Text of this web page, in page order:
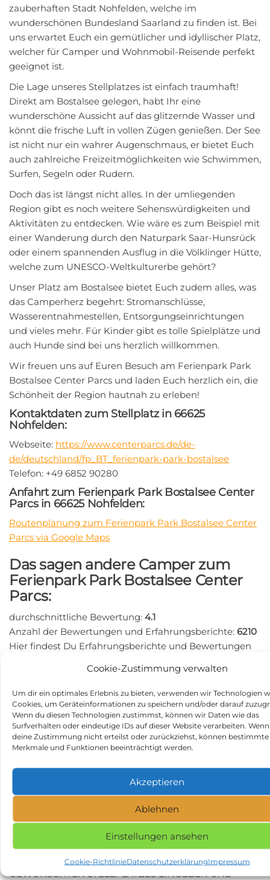
Cookie-Zustimmung verwalten
Um dir ein optimales Erlebnis zu bieten, verwenden wir Technologien
Cookies, um Geräteinformationen zu speichern und/oder darauf
Wenn du diesen Technologien zustimmst, können wir Daten wie das
Surfverhalten oder eindeutige IDs auf dieser Website verarbeiten.
deine Zustimmung nicht erteilst oder zurückziehst, können bestimmte
Merkmale und Funktionen beeinträchtigt werden.
Akzeptieren
Ablehnen
Einstellungen ansehen
Cookie-RichtlinieDatenschutzerklärungImpressum
zauberhaften Stadt Nohfelden, welche im
wunderschönen Bundesland Saarland zu finden ist. Bei
uns erwartet Euch ein gemütlicher und idyllischer Platz,
welcher für Camper und Wohnmobil-Reisende perfekt
geeignet ist.
Die Lage unseres Stellplatzes ist einfach traumhaft!
Direkt am Bostalsee gelegen, habt Ihr eine
wunderschöne Aussicht auf das glitzernde Wasser und
könnt die frische Luft in vollen Zügen genießen. Der See
ist nicht nur ein wahrer Augenschmaus, er bietet Euch
auch zahlreiche Freizeitmöglichkeiten wie Schwimmen,
Surfen, Segeln oder Rudern.
Doch das ist längst nicht alles. In der umliegenden
Region gibt es noch weitere Sehenswürdigkeiten und
Aktivitäten zu entdecken. Wie wäre es zum Beispiel mit
einer Wanderung durch den Naturpark Saar-Hunsrück
oder einem spannenden Ausflug in die Völklinger Hütte,
welche zum UNESCO-Weltkulturerbe gehört?
Unser Platz am Bostalsee bietet Euch zudem alles, was
das Camperherz begehrt: Stromanschlüsse,
Wasserentnahmestellen, Entsorgungseinrichtungen
und vieles mehr. Für Kinder gibt es tolle Spielplätze und
auch Hunde sind bei uns herzlich willkommen.
Wir freuen uns auf Euren Besuch am Ferienpark Park
Bostalsee Center Parcs und laden Euch herzlich ein, die
Schönheit der Region hautnah zu erleben!
Kontaktdaten zum Stellplatz in 66625
Nohfelden:
Webseite: https://www.centerparcs.de/de-
de/deutschland/fp_BT_ferienpark-park-bostalsee
Telefon: +49 6852 90280
Anfahrt zum Ferienpark Park Bostalsee Center
Parcs in 66625 Nohfelden:
Routenplanung zum Ferienpark Park Bostalsee Center
Parcs via Google Maps
Das sagen andere Camper zum
Ferienpark Park Bostalsee Center
Parcs:
durchschnittliche Bewertung: 4.1
Anzahl der Bewertungen und Erfahrungsberichte: 6210
Hier findest Du Erfahrungsberichte und Bewertungen
https://search.google.com/local/writereview?
placeid=ChIJ8YKLNnmRlUcR2jwtUGBDWkE
Beitragsnavigation
Vorheriger
Beitrag
ZURÜCK
WOMOFLEX GmbH
Hallenstellplätze für
Wohnmobile und Oldtimer
WEITER
SW Gotha GmbH /
Wohnmobile Gotha in
99867 Gotha
Schlagwörter Stellplatz in 66625 Nohfelden
NAME, STADT ODER POSTLEITZAHL DES
GEWÜNSCHTEN STELLPLATZES EINGEBEN UND